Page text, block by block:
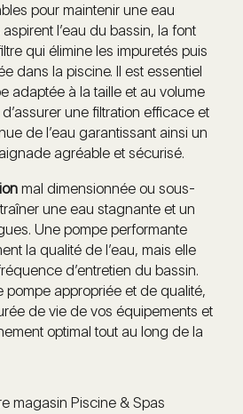
pour maintenir une eau
l’eau du bassin, la font
qui élimine les impuretés puis
dans la piscine. Il est essentiel
adaptée à la taille et au volume
une filtration efficace et
de l’eau garantissant ainsi un
agréable et sécurisé.
mal dimensionnée ou sous-
une eau stagnante et un
Une pompe performante
la qualité de l’eau, mais elle
d’entretien du bassin.
pompe appropriée et de qualité,
de vie de vos équipements et
optimal tout au long de la
magasin Piscine & Spas